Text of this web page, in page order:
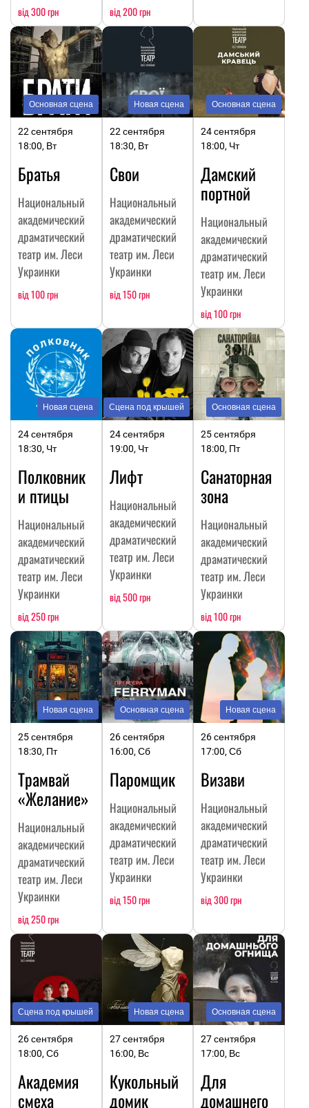
від 300 грн від 200 грн
Основная сцена
22 сентября
18:00, Вт
Братья
Национальный
академический
драматический
театр им. Леси
Украинки
від 100 грн
Новая сцена
22 сентября
18:30, Вт
Свои
Национальный
академический
драматический
театр им. Леси
Украинки
від 150 грн
Основная сцена
24 сентября
18:00, Чт
Дамский
портной
Национальный
академический
драматический
театр им. Леси
Украинки
від 100 грн
Новая сцена
24 сентября
18:30, Чт
Полковник
и птицы
Национальный
академический
драматический
театр им. Леси
Украинки
від 250 грн
Сцена под крышей
24 сентября
19:00, Чт
Лифт
Национальный
академический
драматический
театр им. Леси
Украинки
від 500 грн
Основная сцена
25 сентября
18:00, Пт
Санаторная
зона
Национальный
академический
драматический
театр им. Леси
Украинки
від 100 грн
Новая сцена
25 сентября
18:30, Пт
Трамвай
«Желание»
Национальный
академический
драматический
театр им. Леси
Украинки
від 250 грн
Основная сцена
26 сентября
16:00, Сб
Паромщик
Национальный
академический
драматический
театр им. Леси
Украинки
від 150 грн
Новая сцена
26 сентября
17:00, Сб
Визави
Национальный
академический
драматический
театр им. Леси
Украинки
від 300 грн
Сцена под крышей
26 сентября
18:00, Сб
Академия
смеха
Новая сцена
27 сентября
16:00, Вс
Кукольный
домик
Основная сцена
27 сентября
17:00, Вс
Для
домашнего